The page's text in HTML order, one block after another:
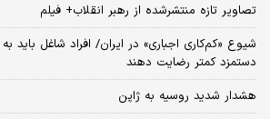
تصاویر تازه منتشرشده از رهبر انقلاب+ فیلم
شیوع «کم‌کاری اجباری» در ایران/ افراد شاغل باید
دستمزد کمتر رضایت دهند
هشدار شدید روسیه به ژاپن